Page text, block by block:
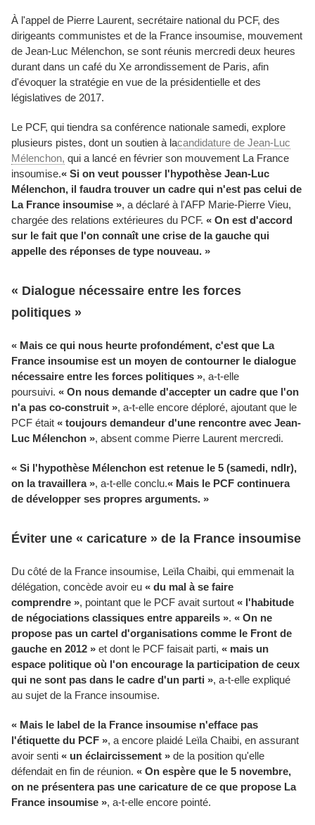
À l'appel de Pierre Laurent, secrétaire national du PCF, des
dirigeants communistes et de la France insoumise, mouvement
de Jean-Luc Mélenchon, se sont réunis mercredi deux heures
durant dans un café du Xe arrondissement de Paris, afin
d'évoquer la stratégie en vue de la présidentielle et des
législatives de 2017.
Le PCF, qui tiendra sa conférence nationale samedi, explore
plusieurs pistes, dont un soutien à lacandidature de Jean-Luc
Mélenchon, qui a lancé en février son mouvement La France
insoumise.« Si on veut pousser l'hypothèse Jean-Luc
Mélenchon, il faudra trouver un cadre qui n'est pas celui de
La France insoumise », a déclaré à l'AFP Marie-Pierre Vieu,
chargée des relations extérieures du PCF. « On est d'accord
sur le fait que l'on connaît une crise de la gauche qui
appelle des réponses de type nouveau. »
« Dialogue nécessaire entre les forces
politiques »
« Mais ce qui nous heurte profondément, c'est que La
France insoumise est un moyen de contourner le dialogue
nécessaire entre les forces politiques », a-t-elle
poursuivi. « On nous demande d'accepter un cadre que l'on
n'a pas co-construit », a-t-elle encore déploré, ajoutant que le
PCF était « toujours demandeur d'une rencontre avec Jean-
Luc Mélenchon », absent comme Pierre Laurent mercredi.
« Si l'hypothèse Mélenchon est retenue le 5 (samedi, ndlr),
on la travaillera », a-t-elle conclu.« Mais le PCF continuera
de développer ses propres arguments. »
Éviter une « caricature » de la France insoumise
Du côté de la France insoumise, Leïla Chaibi, qui emmenait la
délégation, concède avoir eu « du mal à se faire
comprendre », pointant que le PCF avait surtout « l'habitude
de négociations classiques entre appareils ». « On ne
propose pas un cartel d'organisations comme le Front de
gauche en 2012 » et dont le PCF faisait parti, « mais un
espace politique où l'on encourage la participation de ceux
qui ne sont pas dans le cadre d'un parti », a-t-elle expliqué
au sujet de la France insoumise.
« Mais le label de la France insoumise n'efface pas
l'étiquette du PCF », a encore plaidé Leïla Chaibi, en assurant
avoir senti « un éclaircissement » de la position qu'elle
défendait en fin de réunion. « On espère que le 5 novembre,
on ne présentera pas une caricature de ce que propose La
France insoumise », a-t-elle encore pointé.